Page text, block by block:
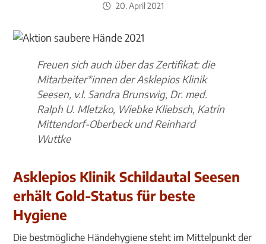
20. April 2021
Freuen sich auch über das Zertifikat: die
Mitarbeiter*innen der Asklepios Klinik
Seesen, v.l. Sandra Brunswig, Dr. med.
Ralph U. Mletzko, Wiebke Kliebsch, Katrin
Mittendorf-Oberbeck und Reinhard
Wuttke
Asklepios Klinik Schildautal Seesen
erhält Gold-Status für beste
Hygiene
Die bestmögliche Händehygiene steht im Mittelpunkt der